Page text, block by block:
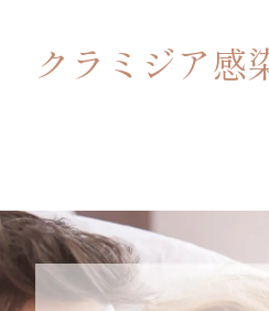
クラミジア感